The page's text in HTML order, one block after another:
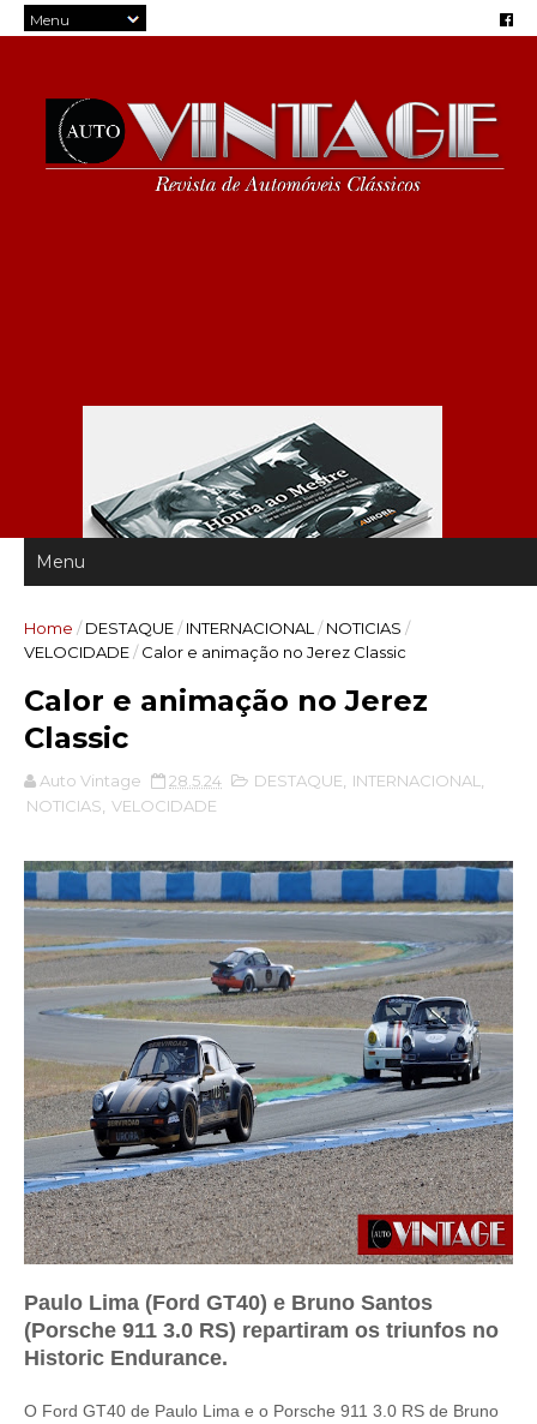
Home / DESTAQUE/ INTERNACIONAL / NOTICIAS /
VELOCIDADE/ Calor e animação no Jerez Classic
Calor e animação no Jerez
Classic
Auto Vintage 28.5.24 DESTAQUE INTERNACIONAL
NOTICIAS VELOCIDADE
Paulo Lima (Ford GT40) e Bruno Santos
(Porsche 911 3.0 RS) repartiram os triunfos no
Historic Endurance.
O Ford GT40 de Paulo Lima e o Porsche 911 3.0 RS de Bruno